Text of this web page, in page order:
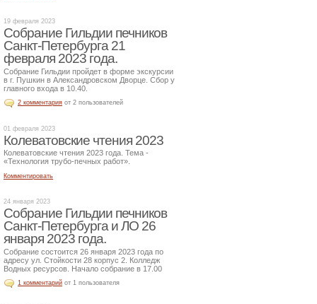
19 февраля 2023
Собрание Гильдии печников
Санкт-Петербурга 21
февраля 2023 года.
Собрание Гильдии пройдет в форме экскурсии
в г. Пушкин в Александровском Дворце. Сбор у
главного входа в 10.40.
2 комментария от 2 пользователей
01 февраля 2023
Колеватовские чтения 2023
Колеватовские чтения 2023 года. Тема -
«Технология трубо-печных работ».
Комментировать
24 января 2023
Собрание Гильдии печников
Санкт-Петербурга и ЛО 26
января 2023 года.
Собрание состоится 26 января 2023 года по
адресу ул. Стойкости 28 корпус 2. Колледж
Водных ресурсов. Начало собрание в 17.00
1 комментарий от 1 пользователя